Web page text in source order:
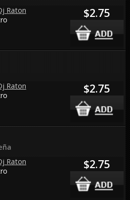
Raton
$2.75
Raton
$2.75
Raton
$2.75